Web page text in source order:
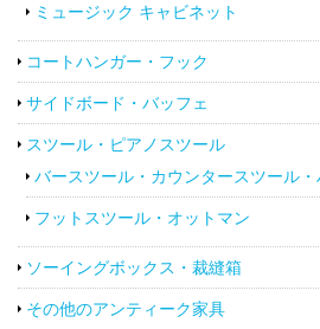
ミュージック キャビネット
コートハンガー・フック
サイドボード・バッフェ
スツール・ピアノスツール
バースツール・カウンタースツール
フットスツール・オットマン
ソーイングボックス・裁縫箱
その他のアンティーク家具